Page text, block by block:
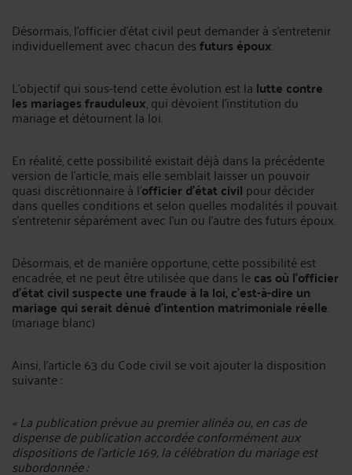
Désormais, l’officier d’état civil peut demander à s’entretenir
individuellement avec chacun desfuturs époux.
L’objectif qui sous-tend cette évolution est la lutte contre
les mariages frauduleux, qui dévoient l’institution du
mariage et détournent la loi.
En réalité, cette possibilité existait déjà dans la précédente
version de l’article, mais elle semblait laisser un pouvoir
quasi discrétionnaire à l’officier d’état civil pour décider
dans quelles conditions et selon quelles modalités il pouvait
s’entretenir séparément avec l’un ou l’autre des futurs époux.
Désormais, et de manière opportune, cette possibilité est
encadrée, et ne peut être utilisée que dans lecas où l’officier
d’état civil suspecte une fraude à la loi, c’est-à-dire un
mariage qui serait dénué d’intention matrimoniale réelle.
(mariage blanc)
Ainsi, l’article 63 du Code civil se voit ajouter la disposition
suivante :
« La publication prévue au premier alinéa ou, en cas de
dispense de publication accordée conformément aux
dispositions de l'article 169, la célébration du mariage est
subordonnée :